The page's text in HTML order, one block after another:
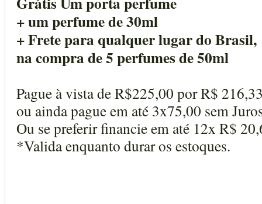
+ um perfume de 30ml
+ Frete para qualquer lugar do Brasil,
na compra de 5 perfumes de 50ml
Pague à vista de R$225,00 por R$
ou ainda pague em até 3x75,00 sem
Ou se preferir financie em até 12x R$
*Valida enquanto durar os estoques.